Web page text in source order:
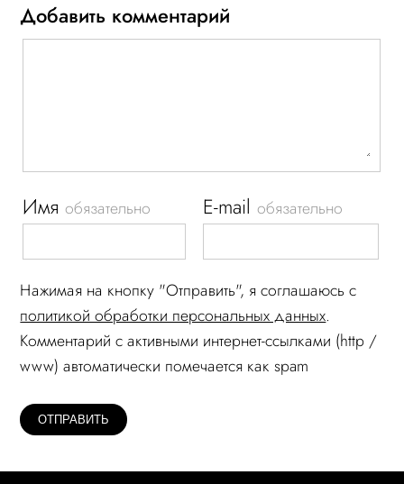
Добавить комментарий
Имяобязательно E-mailобязательно
Нажимая на кнопку "Отправить", я соглашаюсь c
политикой обработки персональных данных.
Комментарий c активными интернет-ссылками (http /
www) автоматически помечается как spam